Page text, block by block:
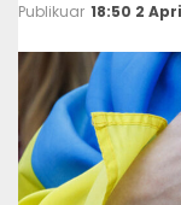
Publikuar 18:50 2